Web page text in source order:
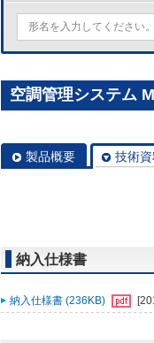
空調管理システム
製品概要 技術
納入仕様書
納入仕様書 (236KB)